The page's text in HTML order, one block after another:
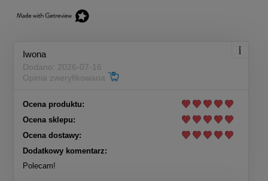
Iwona
Dodano: 2026-07-16
Opinia zweryfikowana
Ocena produktu:
Ocena sklepu:
Ocena dostawy:
Dodatkowy komentarz:
Polecam!